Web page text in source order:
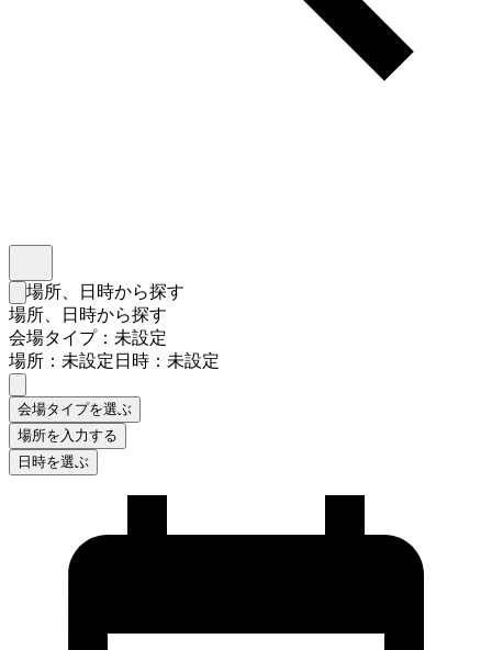
検索フォームを閉じる
場所、日時から探す
場所、日時から探す
会場タイプ：未設定
場所：未設定日時：未設定
会場タイプを選ぶ
場所を入力する
日時を選ぶ